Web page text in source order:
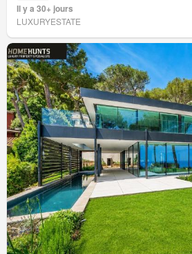
Il y a 30+ jours
LUXURYESTATE